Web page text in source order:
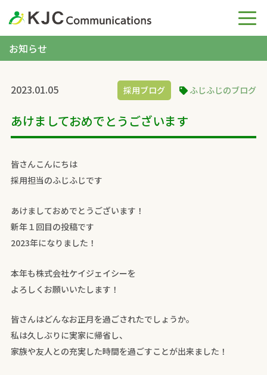
お知らせ
2023.01.05 採用ブログ ふじふじのブログ
あけましておめでとうございます
皆さんこんにちは
採用担当のふじふじです
あけましておめでとうございます！
新年１回目の投稿です
2023年になりました！
本年も株式会社ケイジェイシーを
よろしくお願いいたします！
皆さんはどんなお正月を過ごされたでしょうか。
私は久しぶりに実家に帰省し、
家族や友人との充実した時間を過ごすことが出来ました！